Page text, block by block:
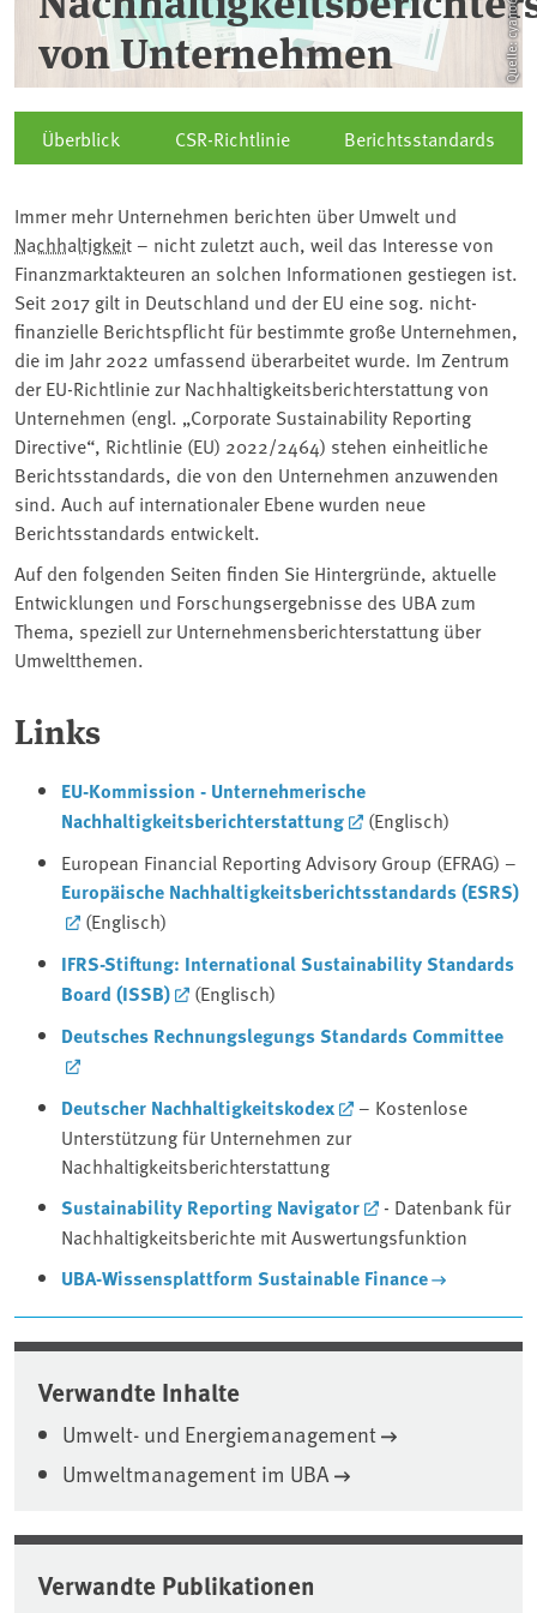
von Unternehmen
Überblick CSR-Richtlinie Berichtsstandards
Immer mehr Unternehmen berichten über Umwelt und
Nachhaltigkeit ⁠ – nicht zuletzt auch, weil das Interesse von
Finanzmarktakteuren an solchen Informationen gestiegen ist.
Seit 2017 gilt in Deutschland und der EU eine sog. nicht-
finanzielle Berichtspflicht für bestimmte große Unternehmen,
die im Jahr 2022 umfassend überarbeitet wurde. Im Zentrum
der EU-Richtlinie zur Nachhaltigkeitsberichterstattung von
Unternehmen (engl. „Corporate Sustainability Reporting
Directive“, Richtlinie (EU) 2022/2464) stehen einheitliche
Berichtsstandards, die von den Unternehmen anzuwenden
sind. Auch auf internationaler Ebene wurden neue
Berichtsstandards entwickelt.
Auf den folgenden Seiten finden Sie Hintergründe, aktuelle
Entwicklungen und Forschungsergebnisse des ⁠UBA⁠ zum
Thema, speziell zur Unternehmensberichterstattung über
Umweltthemen.
Links
EU-Kommission - Unternehmerische
Nachhaltigkeitsberichterstattung
(Englisch)
European Financial Reporting Advisory Group (EFRAG) –
Europäische Nachhaltigkeitsberichtsstandards (ESRS)
(Englisch)
IFRS-Stiftung: International Sustainability Standards
Board (ISSB)
(Englisch)
Deutsches Rechnungslegungs Standards Committee
Deutscher Nachhaltigkeitskodex
– Kostenlose
Unterstützung für Unternehmen zur
Nachhaltigkeitsberichterstattung
Sustainability Reporting Navigator
- Datenbank für
Nachhaltigkeitsberichte mit Auswertungsfunktion
UBA-Wissensplattform Sustainable Finance
Verwandte Inhalte
Umwelt- und Energiemanagement
Umweltmanagement im UBA
Verwandte Publikationen